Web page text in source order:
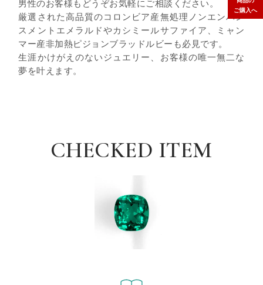
男性のお客様もどうぞお気軽にご相談ください。
厳選された高品質のコロンビア産無処理ノンエンハン
スメントエメラルドやカシミールサファイア、ミャン
マー産非加熱ピジョンブラッドルビーも必見です。
生涯かけがえのないジュエリー、お客様の唯一無二な
夢を叶えます。
ご購入へ
CHECKED ITEM